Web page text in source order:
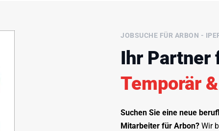
JOBSUCHE FÜR ARBON -
Ihr Partner
Temporär
Suchen Sie eine neue
Mitarbeiter für Arbon? Wir